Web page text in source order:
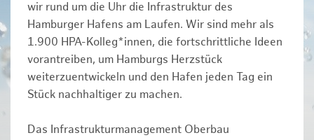
wir rund um die Uhr die Infrastruktur des
Hamburger Hafens am Laufen. Wir sind mehr als
1.900 HPA-Kolleg*innen, die fortschrittliche Ideen
vorantreiben, um Hamburgs Herzstück
weiterzuentwickeln und den Hafen jeden Tag ein
Stück nachhaltiger zu machen.
Das Infrastrukturmanagement Oberbau